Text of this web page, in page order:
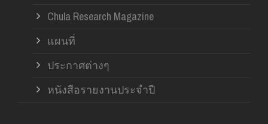
Chula Research Magazine
แผนที่
ประกาศต่างๆ
หนังสือรายงานประจำปี